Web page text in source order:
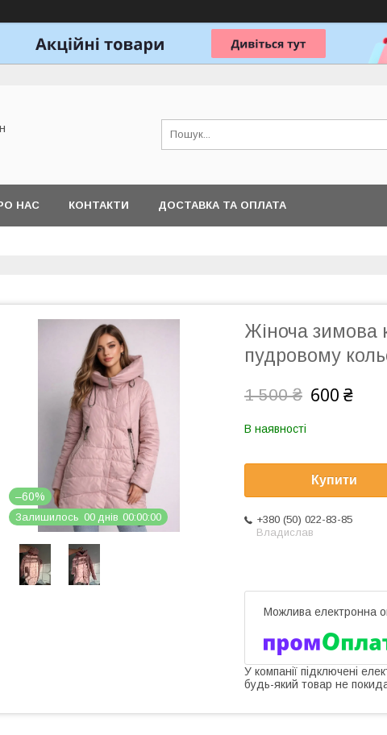
НАС КОНТАКТИ ДОСТАВКА ТА ОПЛАТА
–60%
Залишилось 00 днів 00 00 00
Жіноча зимова
пудровому
1 500 ₴ 600 ₴
В наявності
Купити
+380 (50) 022-83-85
Владислав
У компанії підключені
будь-який товар не